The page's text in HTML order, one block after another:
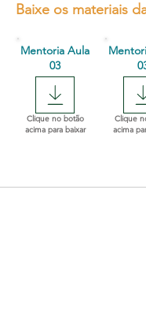
Baixe os materiais
Mentoria Aula
03
Clique no botão
acima para baixar
Clique
acima